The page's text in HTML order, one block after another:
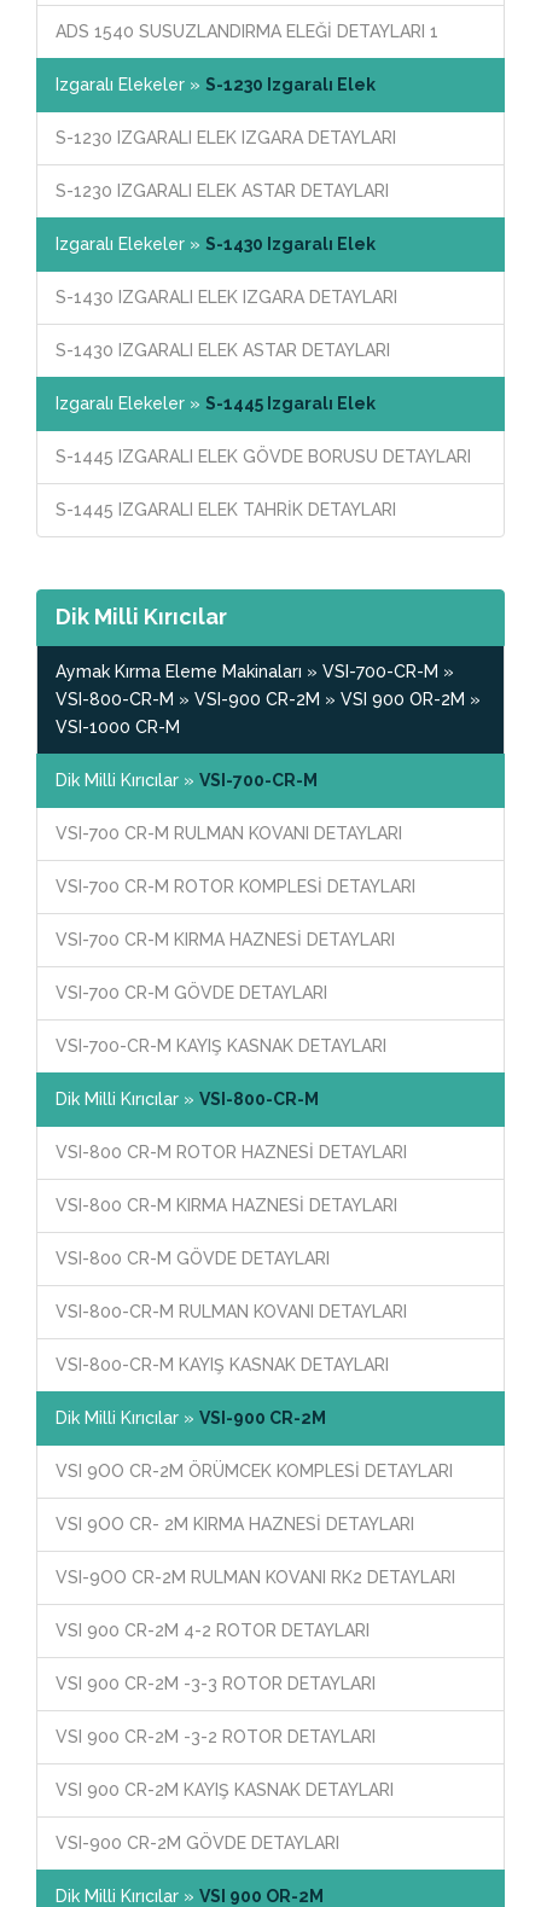
ADS 1540 SUSUZLANDIRMA ELEĞİ DETAYLARI 1
Izgaralı Elekeler » S-1230 Izgaralı Elek
S-1230 IZGARALI ELEK IZGARA DETAYLARI
S-1230 IZGARALI ELEK ASTAR DETAYLARI
Izgaralı Elekeler » S-1430 Izgaralı Elek
S-1430 IZGARALI ELEK IZGARA DETAYLARI
S-1430 IZGARALI ELEK ASTAR DETAYLARI
Izgaralı Elekeler » S-1445 Izgaralı Elek
S-1445 IZGARALI ELEK GÖVDE BORUSU DETAYLARI
S-1445 IZGARALI ELEK TAHRİK DETAYLARI
Dik Milli Kırıcılar
Aymak Kırma Eleme Makinaları » VSI-700-CR-M »
VSI-800-CR-M » VSI-900 CR-2M » VSI 900 OR-2M »
VSI-1000 CR-M
Dik Milli Kırıcılar » VSI-700-CR-M
VSI-700 CR-M RULMAN KOVANI DETAYLARI
VSI-700 CR-M ROTOR KOMPLESİ DETAYLARI
VSI-700 CR-M KIRMA HAZNESİ DETAYLARI
VSI-700 CR-M GÖVDE DETAYLARI
VSI-700-CR-M KAYIŞ KASNAK DETAYLARI
Dik Milli Kırıcılar » VSI-800-CR-M
VSI-800 CR-M ROTOR HAZNESİ DETAYLARI
VSI-800 CR-M KIRMA HAZNESİ DETAYLARI
VSI-800 CR-M GÖVDE DETAYLARI
VSI-800-CR-M RULMAN KOVANI DETAYLARI
VSI-800-CR-M KAYIŞ KASNAK DETAYLARI
Dik Milli Kırıcılar » VSI-900 CR-2M
VSI 9OO CR-2M ÖRÜMCEK KOMPLESİ DETAYLARI
VSI 9OO CR- 2M KIRMA HAZNESİ DETAYLARI
VSI-9OO CR-2M RULMAN KOVANI RK2 DETAYLARI
VSI 900 CR-2M 4-2 ROTOR DETAYLARI
VSI 900 CR-2M -3-3 ROTOR DETAYLARI
VSI 900 CR-2M -3-2 ROTOR DETAYLARI
VSI 900 CR-2M KAYIŞ KASNAK DETAYLARI
VSI-900 CR-2M GÖVDE DETAYLARI
Dik Milli Kırıcılar » VSI 900 OR-2M